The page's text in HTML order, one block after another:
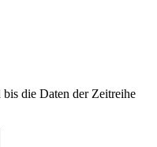
die Daten der Zeitreihe